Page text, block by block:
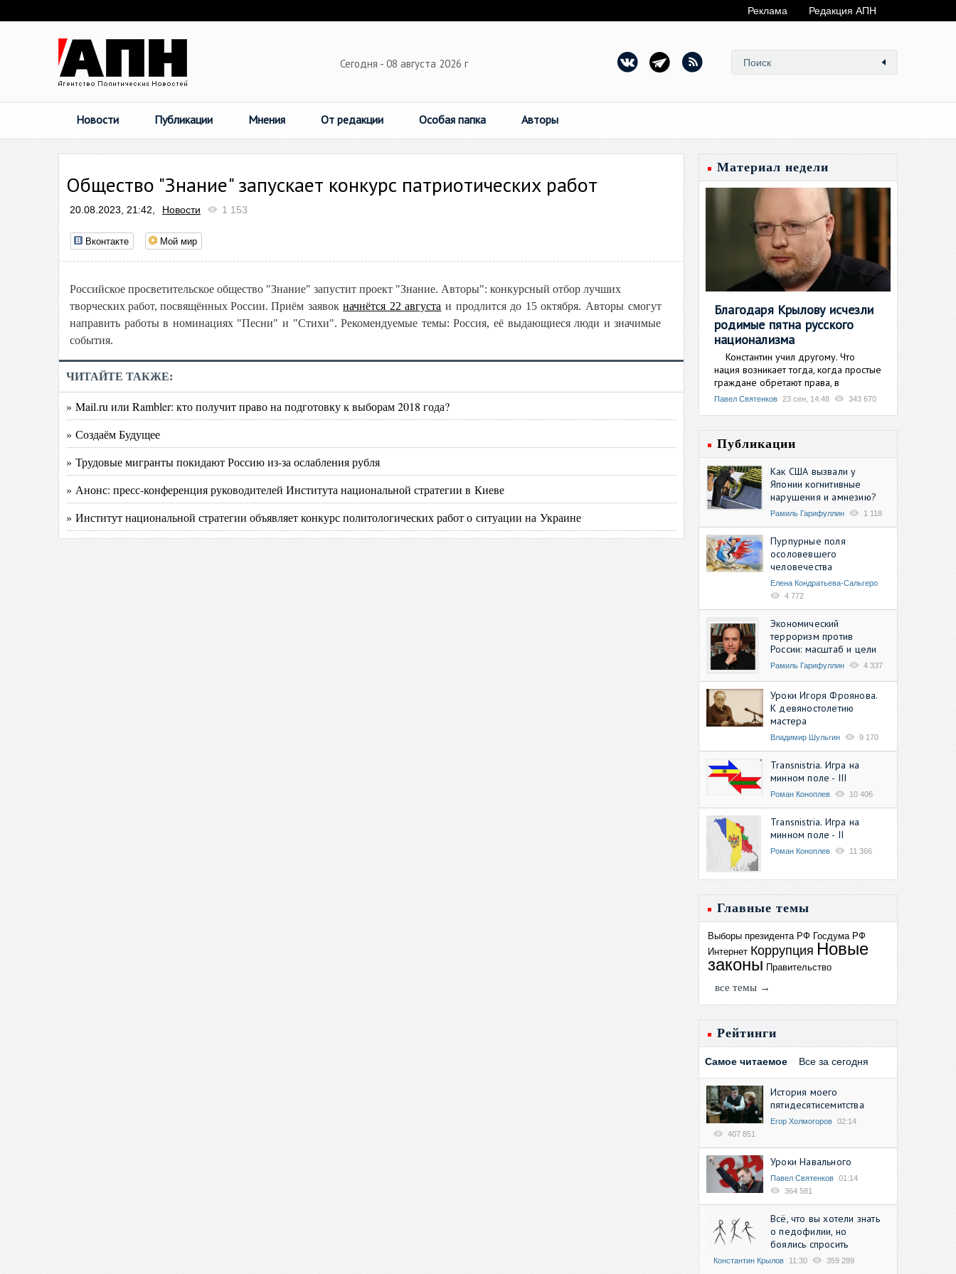
Реклама Редакция АПН
Сегодня - 08 августа 2026 г
Новости Публикации Мнения От редакции Особая папка Авторы
Общество "Знание" запускает конкурс патриотических работ
20.08.2023, 21:42, Новости 1 153
Вконтакте Мой мир
Российское просветительское общество "Знание" запустит проект "Знание. Авторы": конкурсный отбор лучших
творческих работ, посвящённых России. Приём заявокначнётся 22 августа и продлится до 15 октября. Авторы смогут
направить работы в номинациях "Песни" и "Стихи". Рекомендуемые темы: Россия, её выдающиеся люди и значимые
события.
ЧИТАЙТЕ ТАКЖЕ:
» Mail.ru или Rambler: кто получит право на подготовку к выборам 2018 года?
» Создаём Будущее
» Трудовые мигранты покидают Россию из-за ослабления рубля
» Анонс: пресс-конференция руководителей Института национальной стратегии в Киеве
» Институт национальной стратегии объявляет конкурс политологических работ о ситуации на Украине
Материал недели
Благодаря Крылову исчезли
родимые пятна русского
национализма
Константин учил другому. Что
нация возникает тогда, когда простые
граждане обретают права, в
Павел Святенков 23 сен, 14:48 343 670
Публикации
Как США вызвали у
Японии когнитивные
нарушения и амнезию?
Рамиль Гарифуллин 1 118
Пурпурные поля
осоловевшего
человечества
Елена Кондратьева-Сальгеро
4 772
Экономический
терроризм против
России: масштаб и цели
Рамиль Гарифуллин 4 337
Уроки Игоря Фроянова.
К девяностолетию
мастера
Владимир Шульгин 9 170
Transnistria. Игра на
минном поле - III
Роман Коноплев 10 406
Transnistria. Игра на
минном поле - II
Роман Коноплев 11 366
Главные темы
Выборы президента РФ Госдума РФ
Интернет Коррупция Новые
законы Правительство
все темы →
Рейтинги
Самое читаемое Все за сегодня
История моего
пятидесятисемитства
Егор Холмогоров 02:14
407 851
Уроки Навального
Павел Святенков 01:14
364 581
Всё, что вы хотели знать
о педофилии, но
боялись спросить
Константин Крылов 11:30 359 289